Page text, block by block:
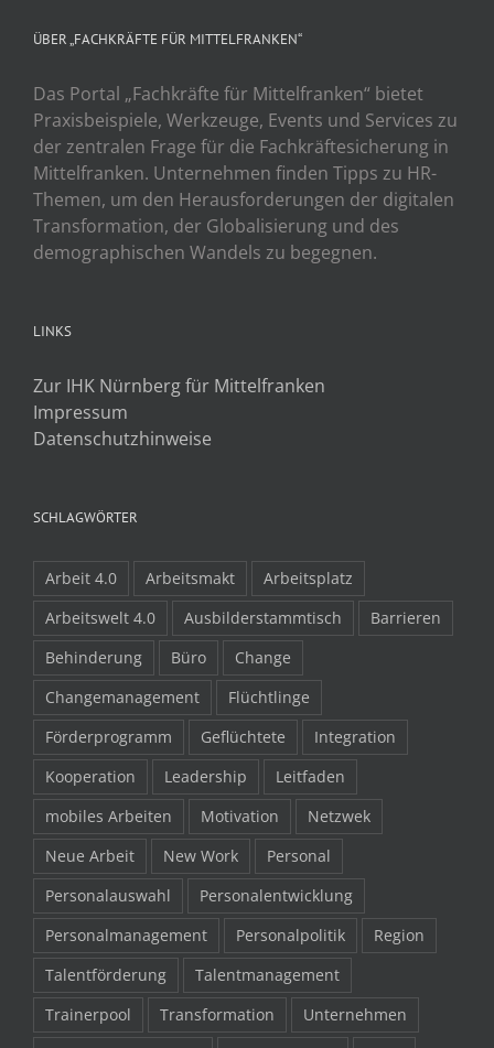
ÜBER „FACHKRÄFTE FÜR MITTELFRANKEN“
Das Portal „Fachkräfte für Mittelfranken“ bietet
Praxisbeispiele, Werkzeuge, Events und Services zu
der zentralen Frage für die Fachkräftesicherung in
Mittelfranken. Unternehmen finden Tipps zu HR-
Themen, um den Herausforderungen der digitalen
Transformation, der Globalisierung und des
demographischen Wandels zu begegnen.
LINKS
Zur IHK Nürnberg für Mittelfranken
Impressum
Datenschutzhinweise
SCHLAGWÖRTER
Arbeit 4.0 Arbeitsmakt
Arbeitsplatz
Arbeitswelt 4.0
Ausbilderstammtisch
Barrieren
Behinderung
Büro
Change
Changemanagement
Flüchtlinge
Förderprogramm
Geflüchtete
Integration
Kooperation
Leadership
Leitfaden
mobiles Arbeiten
Motivation
Netzwek
Neue Arbeit
New Work
Personal
Personalauswahl
Personalentwicklung
Personalmanagement
Personalpolitik
Region
Talentförderung
Talentmanagement
Trainerpool
Transformation
Unternehmen